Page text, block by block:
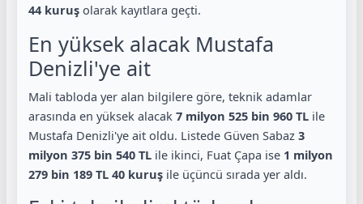
44 kuruş olarak kayıtlara geçti.
En yüksek alacak Mustafa
Denizli'ye ait
Mali tabloda yer alan bilgilere göre, teknik adamlar
arasında en yüksek alacak 7 milyon 525 bin 960 TL ile
Mustafa Denizli'ye ait oldu. Listede Güven Sabaz 3
milyon 375 bin 540 TL ile ikinci, Fuat Çapa ise 1 milyon
279 bin 189 TL 40 kuruş ile üçüncü sırada yer aldı.